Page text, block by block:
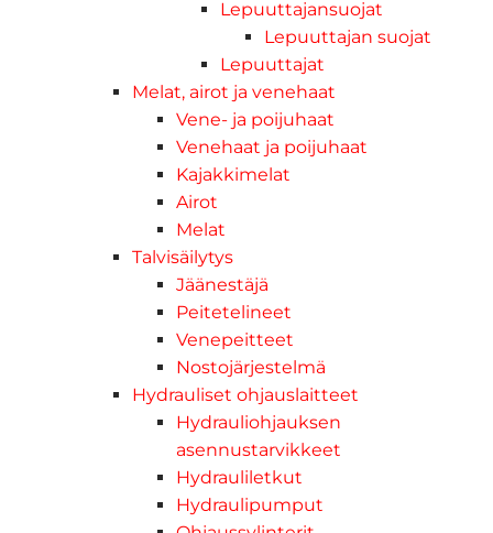
Lepuuttajansuojat
Lepuuttajan suojat
Lepuuttajat
Melat, airot ja venehaat
Vene- ja poijuhaat
Venehaat ja poijuhaat
Kajakkimelat
Airot
Melat
Talvisäilytys
Jäänestäjä
Peitetelineet
Venepeitteet
Nostojärjestelmä
Hydrauliset ohjauslaitteet
Hydrauliohjauksen
asennustarvikkeet
Hydrauliletkut
Hydraulipumput